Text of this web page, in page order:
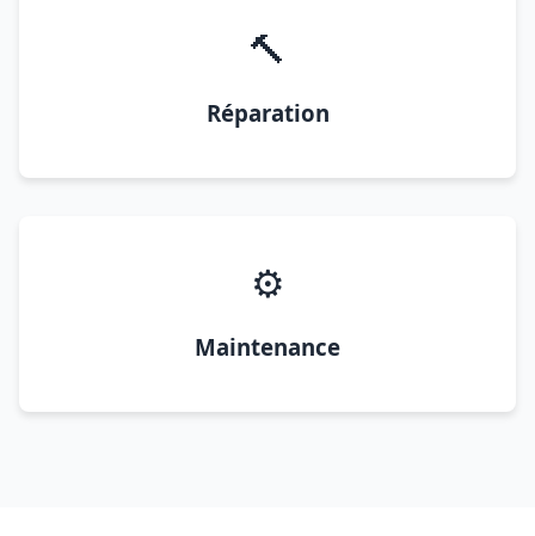
🔨
Réparation
⚙️
Maintenance